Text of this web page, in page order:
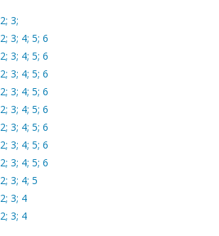
2; 3;
2; 3; 4; 5; 6
2; 3; 4; 5; 6
2; 3; 4; 5; 6
2; 3; 4; 5; 6
2; 3; 4; 5; 6
2; 3; 4; 5; 6
2; 3; 4; 5; 6
2; 3; 4; 5; 6
2; 3; 4; 5
2; 3; 4
2; 3; 4